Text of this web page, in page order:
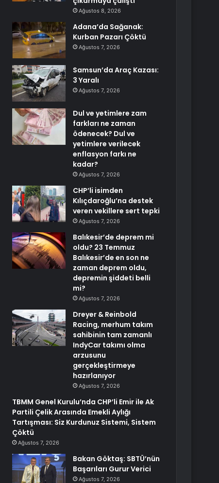
Ağustos 8, 2026
Adana’da Sağanak:
Kurban Pazarı Çöktü
Ağustos 7, 2026
Samsun’da Araç Kazası:
3 Yaralı
Ağustos 7, 2026
Dul ve yetimlere zam
farkları ne zaman
ödenecek? Dul ve
yetimlere verilecek
enflasyon farkı ne
kadar?
Ağustos 7, 2026
CHP’li isimden
Kılıçdaroğlu’na destek
veren vekillere sert tepki
Ağustos 7, 2026
Balıkesir’de deprem mi
oldu? 23 Temmuz
Balıkesir’de en son ne
zaman deprem oldu,
depremin şiddeti belli
mi?
Ağustos 7, 2026
Dreyer & Reinbold
Racing, merhum takım
sahibinin tam zamanlı
IndyCar takımı olma
arzusunu
gerçekleştirmeye
hazırlanıyor
Ağustos 7, 2026
TBMM Genel Kurulu’nda CHP’li Emir ile Ak
Partili Çelik Arasında Emekli Aylığı
Tartışması: Siz Kurdunuz Sistemi, Sistem
Çöktü
Ağustos 7, 2026
Bakan Göktaş: SBTÜ’nün
Başarıları Gurur Verici
Ağustos 7, 2026